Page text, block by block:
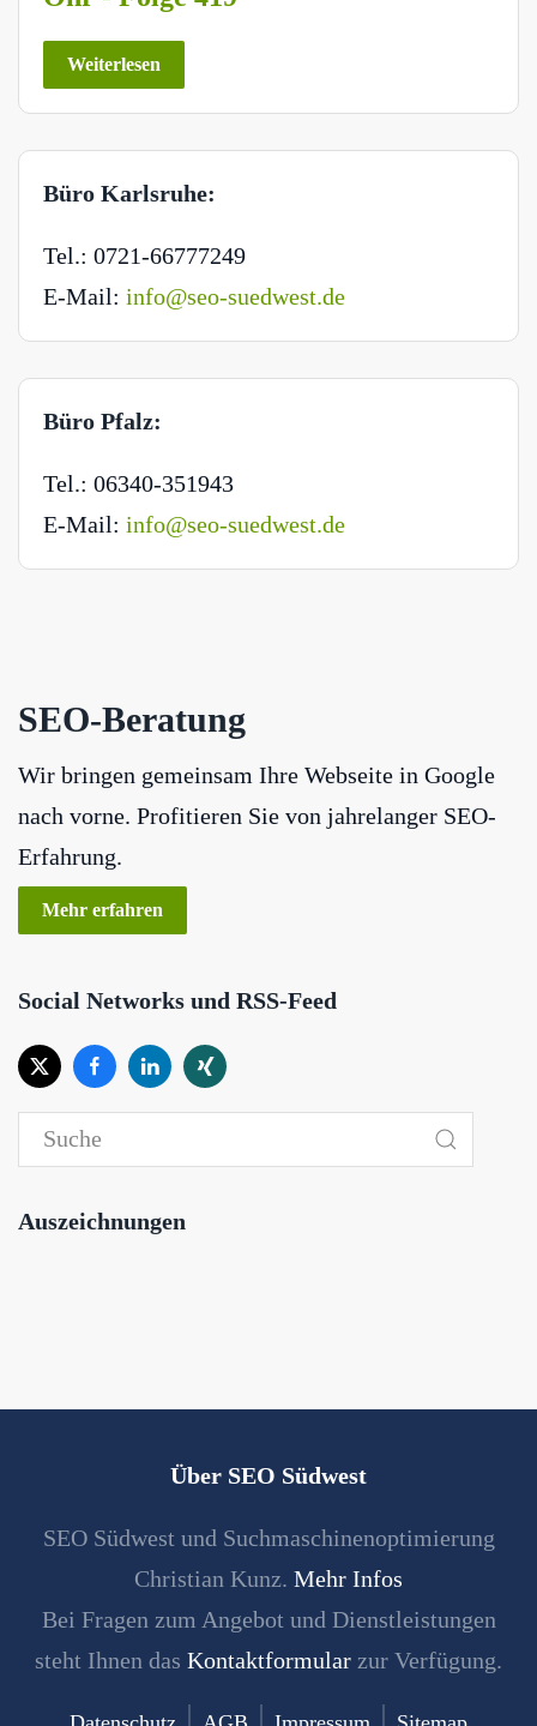
Weiterlesen
Büro Karlsruhe:
Tel.: 0721-66777249
E-Mail: info@seo-suedwest.de
Büro Pfalz:
Tel.: 06340-351943
E-Mail: info@seo-suedwest.de
SEO-Beratung
Wir bringen gemeinsam Ihre Webseite in Google
nach vorne. Profitieren Sie von jahrelanger SEO-
Erfahrung.
Mehr erfahren
Social Networks und RSS-Feed
Auszeichnungen
Über SEO Südwest
SEO Südwest und Suchmaschinenoptimierung
Christian Kunz. Mehr Infos
Bei Fragen zum Angebot und Dienstleistungen
steht Ihnen das Kontaktformular zur Verfügung.